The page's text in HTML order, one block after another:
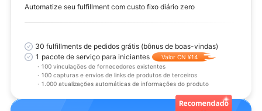
Automatize seu fulfillment com custo fixo diário zero
30 fulfillments de pedidos grátis (bônus de boas-vindas)
1 pacote de serviço para iniciantes
Valor CN ¥14
· 100 vinculações de fornecedores existentes
· 100 capturas e envios de links de produtos de terceiros
· 1.000 atualizações automáticas de informações do produto